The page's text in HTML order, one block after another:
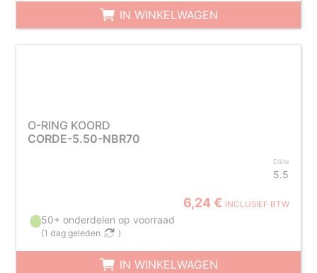
IN WINKELWAGEN
O-RING KOORD
CORDE-5.50-NBR70
Dikte
5.5
6,24 € INCLUSIEF BTW
50+ onderdelen op voorraad
(1 dag geleden )
IN WINKELWAGEN